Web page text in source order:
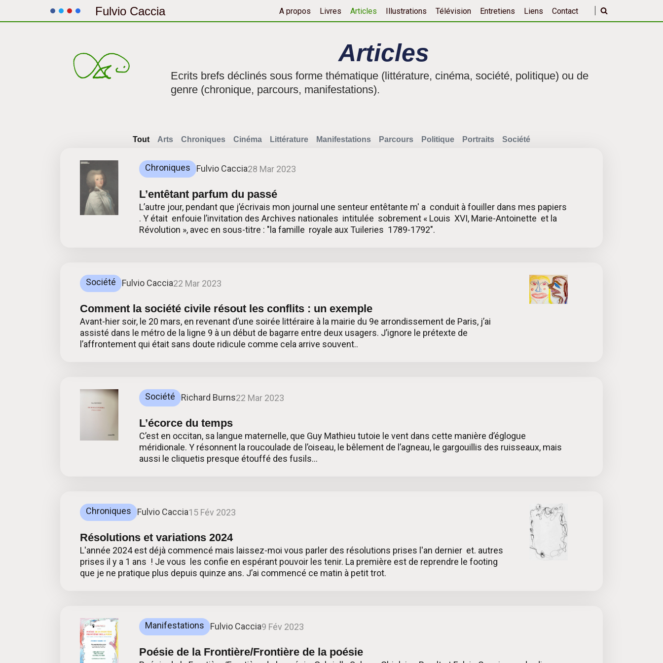
Fulvio Caccia A propos Livres Articles Illustrations Télévision Entretiens Liens Contact
Articles
Ecrits brefs déclinés sous forme thématique (littérature, cinéma, société, politique) ou de
genre (chronique, parcours, manifestations).
Arts Chroniques Cinéma Littérature Manifestations Parcours Politique Portraits Société
Tout
Chroniques Fulvio Caccia28 Mar 2023
L’entêtant parfum du passé
L’autre jour, pendant que j’écrivais mon journal une senteur entêtante m' a conduit à fouiller dans mes papiers
. Y était enfouie l’invitation des Archives nationales intitulée sobrement « Louis XVI, Marie-Antoinette et la
Révolution », avec en sous-titre : "la famille royale aux Tuileries 1789-1792".
Société Fulvio Caccia22 Mar 2023
Comment la société civile résout les conflits : un exemple
Avant-hier soir, le 20 mars, en revenant d’une soirée littéraire à la mairie du 9e arrondissement de Paris, j’ai
assisté dans le métro de la ligne 9 à un début de bagarre entre deux usagers. J’ignore le prétexte de
l’affrontement qui était sans doute ridicule comme cela arrive souvent..
Société Richard Burns22 Mar 2023
L’écorce du temps
C’est en occitan, sa langue maternelle, que Guy Mathieu tutoie le vent dans cette manière d’églogue
méridionale. Y résonnent la roucoulade de l’oiseau, le bêlement de l’agneau, le gargouillis des ruisseaux, mais
aussi le cliquetis presque étouffé des fusils…
Chroniques Fulvio Caccia15 Fév 2023
Résolutions et variations 2024
L'année 2024 est déjà commencé mais laissez-moi vous parler des résolutions prises l'an dernier et. autres
prises il y a 1 ans ! Je vous les confie en espérant pouvoir les tenir. La première est de reprendre le footing
que je ne pratique plus depuis quinze ans. J’ai commencé ce matin à petit trot.
Manifestations Fulvio Caccia9 Fév 2023
Poésie de la Frontière/Frontière de la poésie